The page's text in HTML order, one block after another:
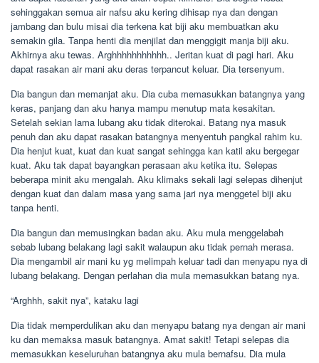
sehinggakan semua air nafsu aku kering dihisap nya dan dengan
jambang dan bulu misai dia terkena kat biji aku membuatkan aku
semakin gila. Tanpa henti dia menjilat dan menggigit manja biji aku.
Akhirnya aku tewas. Arghhhhhhhhhhh.. Jeritan kuat di pagi hari. Aku
dapat rasakan air mani aku deras terpancut keluar. Dia tersenyum.
Dia bangun dan memanjat aku. Dia cuba memasukkan batangnya yang
keras, panjang dan aku hanya mampu menutup mata kesakitan.
Setelah sekian lama lubang aku tidak diterokai. Batang nya masuk
penuh dan aku dapat rasakan batangnya menyentuh pangkal rahim ku.
Dia henjut kuat, kuat dan kuat sangat sehingga kan katil aku bergegar
kuat. Aku tak dapat bayangkan perasaan aku ketika itu. Selepas
beberapa minit aku mengalah. Aku klimaks sekali lagi selepas dihenjut
dengan kuat dan dalam masa yang sama jari nya menggetel biji aku
tanpa henti.
Dia bangun dan memusingkan badan aku. Aku mula menggelabah
sebab lubang belakang lagi sakit walaupun aku tidak pernah merasa.
Dia mengambil air mani ku yg melimpah keluar tadi dan menyapu nya di
lubang belakang. Dengan perlahan dia mula memasukkan batang nya.
“Arghhh, sakit nya”, kataku lagi
Dia tidak memperdulikan aku dan menyapu batang nya dengan air mani
ku dan memaksa masuk batangnya. Amat sakit! Tetapi selepas dia
memasukkan keseluruhan batangnya aku mula bernafsu. Dia mula